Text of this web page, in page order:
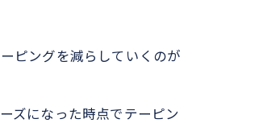
ピングを減らしていくのが
ズになった時点でテーピン